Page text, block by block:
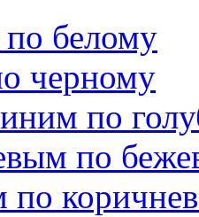
белому
черному
по
по
по